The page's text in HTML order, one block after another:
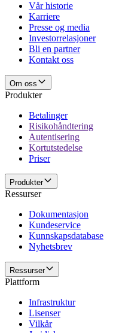
Vår historie
Karriere
Presse og media
Investorrelasjoner
Bli en partner
Kontakt oss
Om oss
Produkter
Betalinger
Risikohåndtering
Autentisering
Kortutstedelse
Priser
Produkter
Ressurser
Dokumentasjon
Kundeservice
Kunnskapsdatabase
Nyhetsbrev
Ressurser
Plattform
Infrastruktur
Lisenser
Vilkår